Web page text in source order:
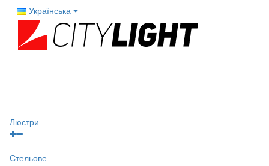
Українська
Люстри
Стельове